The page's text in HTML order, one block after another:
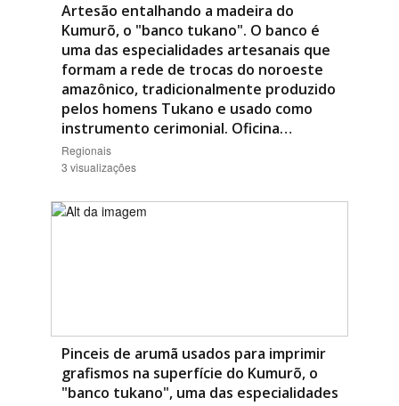
Artesão entalhando a madeira do
Kumurõ, o "banco tukano". O banco é
uma das especialidades artesanais que
formam a rede de trocas do noroeste
amazônico, tradicionalmente produzido
pelos homens Tukano e usado como
instrumento cerimonial. Oficina…
Regionais
3 visualizações
Pinceis de arumã usados para imprimir
grafismos na superfície do Kumurõ, o
"banco tukano", uma das especialidades